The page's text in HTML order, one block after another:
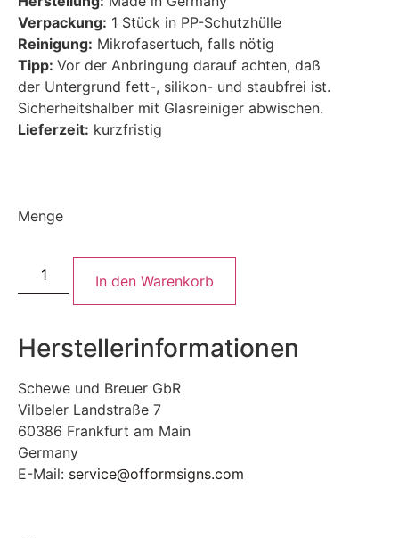
Verpackung: 1 Stück in PP-Schutzhülle
Reinigung: Mikrofasertuch, falls nötig
Tipp: Vor der Anbringung darauf achten, daß
der Untergrund fett-, silikon- und staubfrei ist.
Sicherheitshalber mit Glasreiniger abwischen.
Lieferzeit: kurzfristig
Menge
In den Warenkorb
Herstellerinformationen
Schewe und Breuer GbR
Vilbeler Landstraße 7
60386 Frankfurt am Main
Germany
E-Mail: service@offormsigns.com